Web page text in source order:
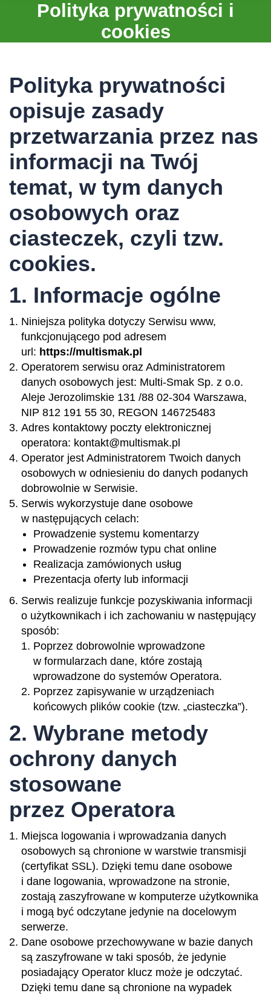
Polityka prywatności i
cookies
Polityka prywatności
opisuje zasady
przetwarzania przez nas
informacji na Twój
temat, w tym danych
osobowych oraz
ciasteczek, czyli tzw.
cookies.
1. Informacje ogólne
Niniejsza polityka dotyczy Serwisu www,
funkcjonującego pod adresem
url: https://multismak.pl
Operatorem serwisu oraz Administratorem
danych osobowych jest: Multi-Smak Sp. z o.o.
Aleje Jerozolimskie 131 /88 02-304 Warszawa,
NIP 812 191 55 30, REGON 146725483
Adres kontaktowy poczty elektronicznej
operatora: kontakt@multismak.pl
Operator jest Administratorem Twoich danych
osobowych w odniesieniu do danych podanych
dobrowolnie w Serwisie.
Serwis wykorzystuje dane osobowe
w następujących celach:
Prowadzenie systemu komentarzy
Prowadzenie rozmów typu chat online
Realizacja zamówionych usług
Prezentacja oferty lub informacji
Serwis realizuje funkcje pozyskiwania informacji
o użytkownikach i ich zachowaniu w następujący
sposób:
Poprzez dobrowolnie wprowadzone
w formularzach dane, które zostają
wprowadzone do systemów Operatora.
Poprzez zapisywanie w urządzeniach
końcowych plików cookie (tzw. „ciasteczka”).
2. Wybrane metody
ochrony danych
stosowane
przez Operatora
Miejsca logowania i wprowadzania danych
osobowych są chronione w warstwie transmisji
(certyfikat SSL). Dzięki temu dane osobowe
i dane logowania, wprowadzone na stronie,
zostają zaszyfrowane w komputerze użytkownika
i mogą być odczytane jedynie na docelowym
serwerze.
Dane osobowe przechowywane w bazie danych
są zaszyfrowane w taki sposób, że jedynie
posiadający Operator klucz może je odczytać.
Dzięki temu dane są chronione na wypadek